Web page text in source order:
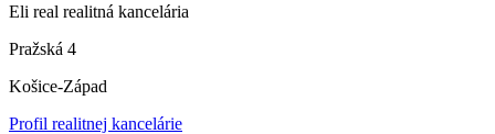
Eli real realitná kancelária
Pražská 4
Košice-Západ
Profil realitnej kancelárie